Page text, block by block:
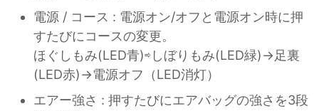
電源 / コース : 電源オン/オフと電源オン時に押
すたびにコースの変更。
ほぐしもみ(LED青)⇨しぼりもみ(LED緑)→足裏
(LED赤)→電源オフ（LED消灯）
エアー強さ : 押すたびにエアバッグの強さを3段